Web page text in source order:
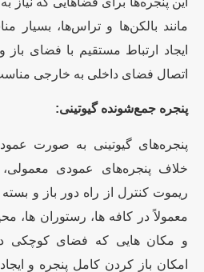
مانند بالکن‌ها و تراس‌ها، بسیار
ایجاد ارتباط مستقیم با فضای
اتصال فضای داخلی به خارجی
پنجره جمع‌شونده گیوتینی:
پنجره‌های گیوتینی به صورت
خلاف پنجره‌های عمودی معمولی،
ریموت کنترل از راه دور باز و
معمولاً در کافه ها، رستوران ها،
و مکان هایی که فضای کوچکی
امکان باز کردن کامل پنجره و